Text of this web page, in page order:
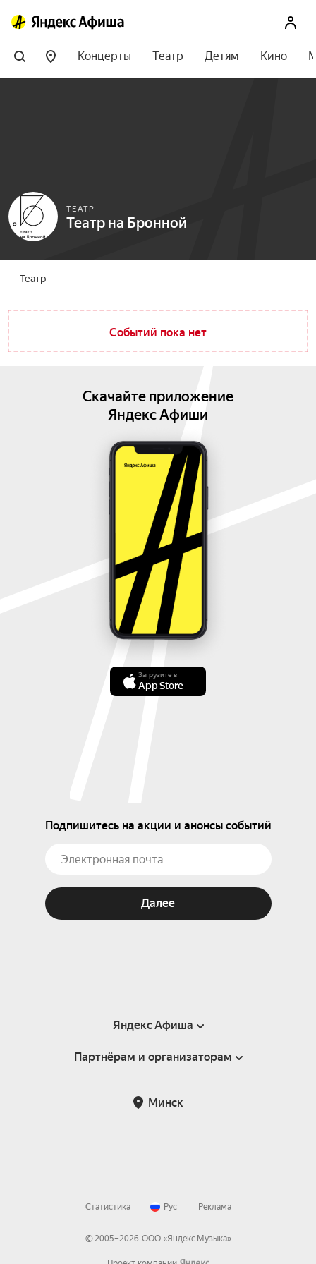
Концерты Театр Детям Кино
ТЕАТР
Театр на Бронной
Театр
Событий пока нет
Скачайте приложение
Яндекс Афиши
Загрузите в
App Store
Подпишитесь на акции и анонсы событий
Далее
Яндекс Афиша
Справка
Партнёрам и организаторам
Минск
Статистика Рус Реклама
© 2005–2026 ООО «Яндекс Музыка»